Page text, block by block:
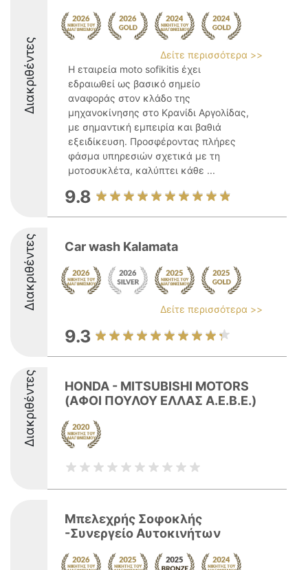
Διακριθέντες
Δείτε περισσότερα >>
Η εταιρεία moto sofikitis έχει
εδραιωθεί ως βασικό σημείο
αναφοράς στον κλάδο της
μηχανοκίνησης στο Κρανίδι Αργολίδας,
με σημαντική εμπειρία και βαθιά
εξειδίκευση. Προσφέροντας πλήρες
φάσμα υπηρεσιών σχετικά με τη
μοτοσυκλέτα, καλύπτει κάθε ...
9.8
Διακριθέντες Car wash Kalamata
Δείτε περισσότερα >>
9.3
Διακριθέντες
HONDA - MITSUBISHI MOTORS
(ΑΦΟΙ ΠΟΥΛΟΥ ΕΛΛΑΣ Α.Ε.Β.Ε.)
Μπελεχρής Σοφοκλής
-Συνεργείο Αυτοκινήτων